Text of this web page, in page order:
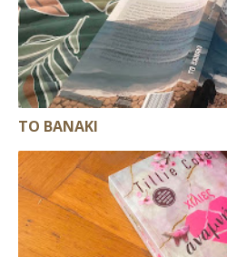
ΤΟ ΒΑΝΑΚΙ